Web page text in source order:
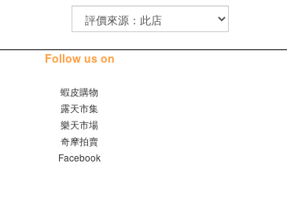
Follow us on
蝦皮購物
露天市集
樂天市場
奇摩拍賣
Facebook